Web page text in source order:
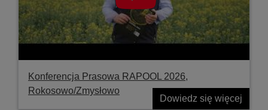
Konferencja Prasowa RAPOOL 2026,
Rokosowo/Zmysłowo
Dowiedz się więcej